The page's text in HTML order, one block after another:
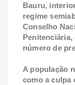
Bauru,
regime
Conselho
número de
A população
como a culpa